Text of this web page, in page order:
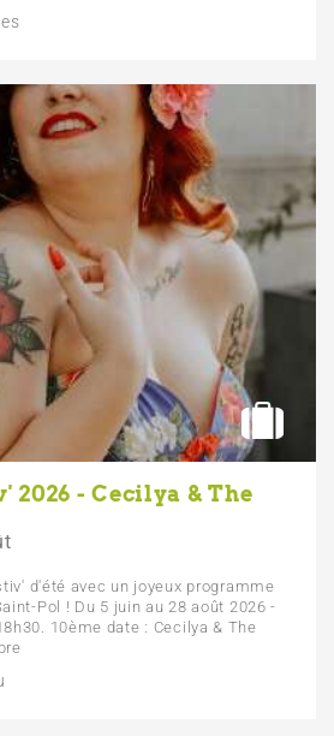
2026 - Cecilya & The
d'été avec un joyeux programme
Pol ! Du 5 juin au 28 août 2026 -
10ème date : Cecilya & The